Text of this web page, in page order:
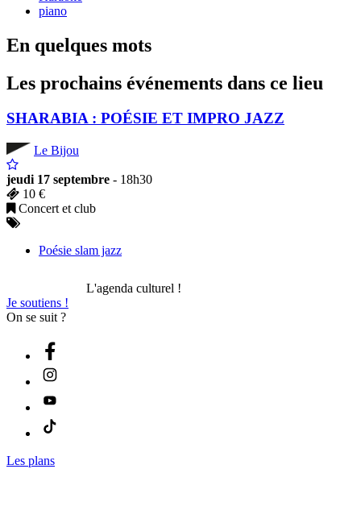
piano
En quelques mots
Les prochains événements dans ce lieu
SHARABIA : POÉSIE ET IMPRO JAZZ
Le Bijou
jeudi 17 septembre - 18h30
10 €
Concert et club
Poésie slam jazz
L'agenda culturel !
Je soutiens !
On se suit ?
Les plans